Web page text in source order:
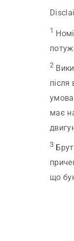
1
2
має
3
що